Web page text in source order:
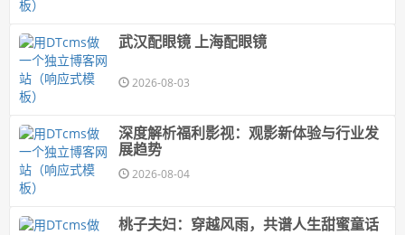
武汉配眼镜 上海配眼镜
2026-08-03
深度解析福利影视：观影新体验与行业发
展趋势
2026-08-04
桃子夫妇：穿越风雨，共谱人生甜蜜童话